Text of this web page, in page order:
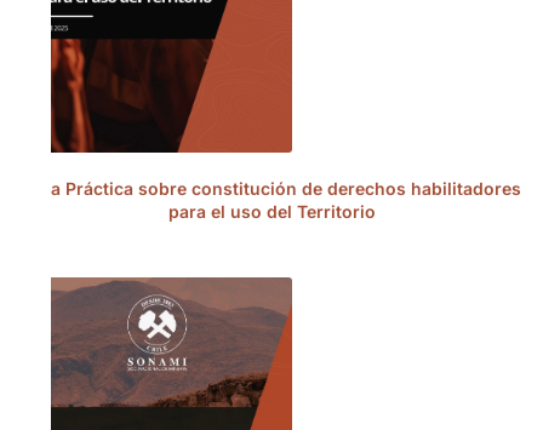
Guía Práctica sobre constitución de derechos habilitadores
para el uso del Territorio